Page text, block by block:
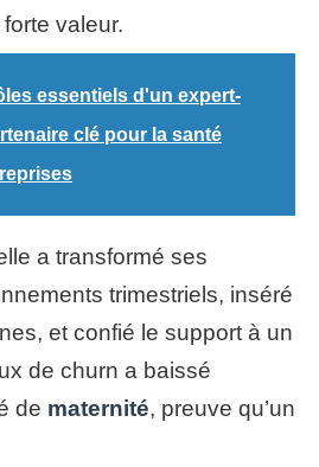
valeur.
essentiels d'un expert-
clé pour la santé
a transformé ses
trimestriels, inséré
et confié le support à un
de churn a baissé
de maternité, preuve qu’un